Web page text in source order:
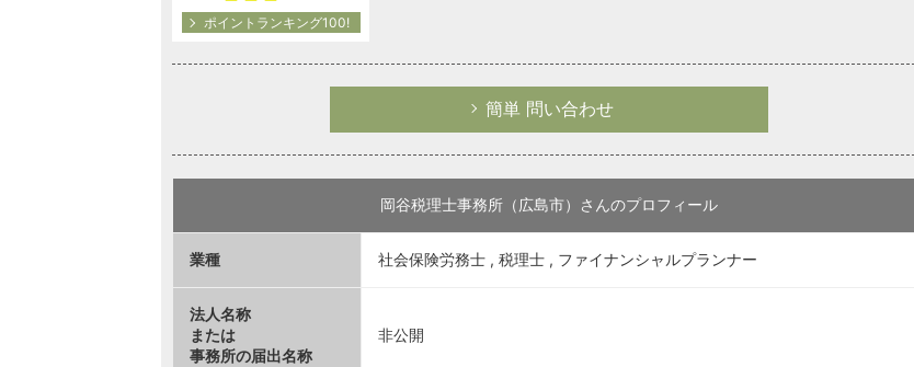
ポイントランキング100!
簡単 問い合わせ
岡谷税理士事務所（広島市）さんのプロフィール
業種 社会保険労務士 , 税理士 , ファイナンシャルプランナー
法人名称
または
事務所の届出名称
非公開